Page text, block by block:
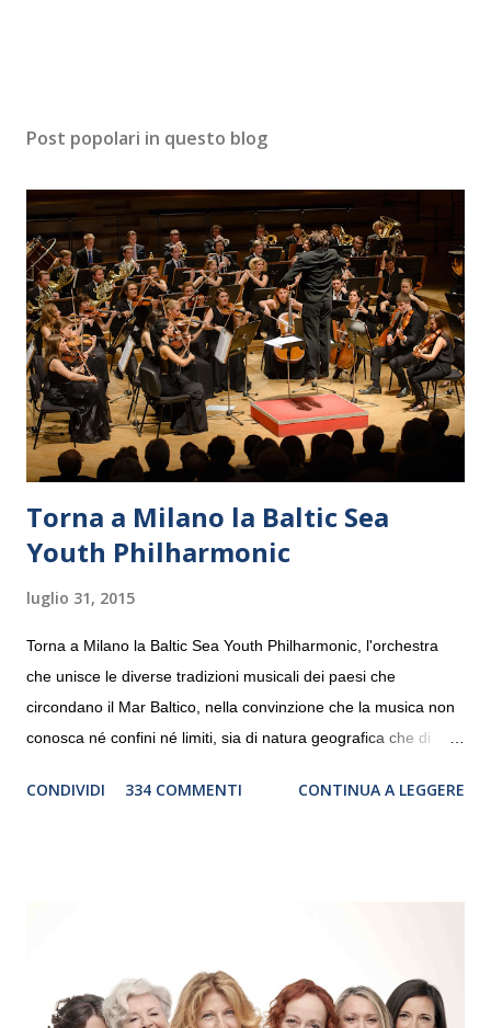
Post popolari in questo blog
Torna a Milano la Baltic Sea
Youth Philharmonic
luglio 31, 2015
Torna a Milano la Baltic Sea Youth Philharmonic, l'orchestra
che unisce le diverse tradizioni musicali dei paesi che
circondano il Mar Baltico, nella convinzione che la musica non
conosca né confini né limiti, sia di natura geografica che di
debutterà il 10 settembre a Heiden, in Germania, e toccherà, in
“Settembre dell’Accademia” dove si esibirà per il secondo anno
consecutivo. Il pubblico milanese avrà il piacere di applaudire i
CONDIVIDI 334 COMMENTI CONTINUA A LEGGERE